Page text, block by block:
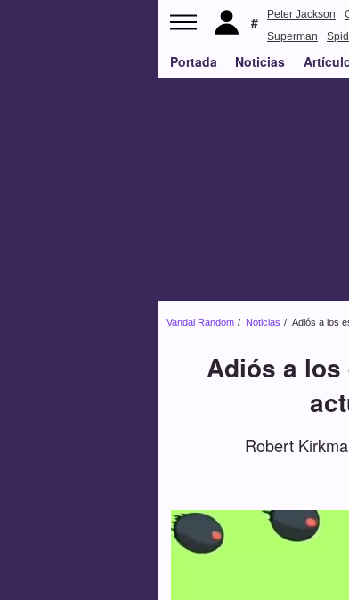
Peter Jackson
Superman
Portada Noticias
Vandal Random Noticias Adiós a los
Adiós a
Robert